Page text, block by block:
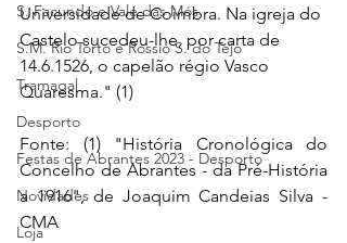
S. Facundo e Vale das Mós
S.M. Rio Torto e Rossio S. do Tejo
Tramagal
Desporto
Festas de Abrantes 2023 - Desporto
Novidades
Loja
Universidade de Coimbra. Na igreja do
Castelo sucedeu-lhe, por carta de
14.6.1526, o capelão régio Vasco
Quaresma." (1)
Fonte: (1) "História Cronológica do
Concelho de Abrantes - da Pré-História
a 1916", de Joaquim Candeias Silva -
CMA